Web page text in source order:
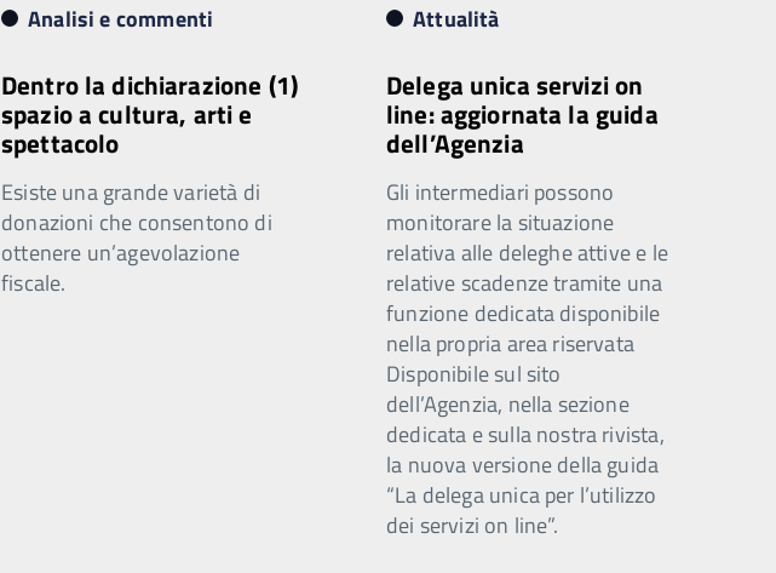
Analisi e commenti
Dentro la dichiarazione (1)
spazio a cultura, arti e
spettacolo
Esiste una grande varietà di
donazioni che consentono di
ottenere un’agevolazione
fiscale.
Attualità
Delega unica servizi on
line: aggiornata la guida
dell’Agenzia
Gli intermediari possono
monitorare la situazione
relativa alle deleghe attive e le
relative scadenze tramite una
funzione dedicata disponibile
nella propria area riservata
Disponibile sul sito
dell’Agenzia, nella sezione
dedicata e sulla nostra rivista,
la nuova versione della guida
“La delega unica per l’utilizzo
dei servizi on line”.